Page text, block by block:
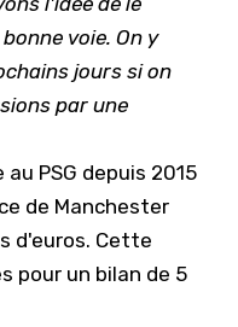
voie. On y
jours si on
par une
PSG depuis 2015
de Manchester
d'euros. Cette
pour un bilan de 5